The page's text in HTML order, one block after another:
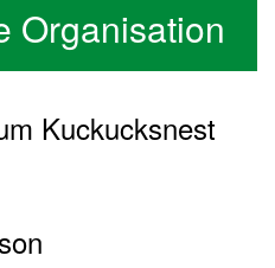
Organisation
Kuckucksnest